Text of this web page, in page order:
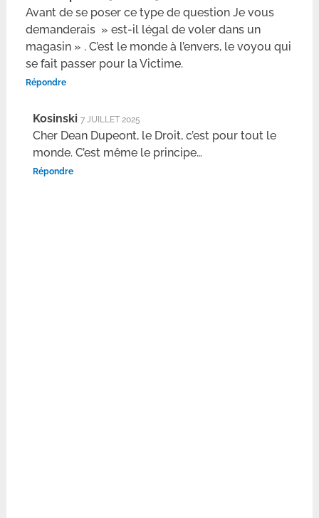
Avant de se poser ce type de question Je vous
demanderais » est-il légal de voler dans un
magasin » . C’est le monde à l’envers, le voyou qui
se fait passer pour la Victime.
Répondre
Kosinski 7 JUILLET 2025
Cher Dean Dupeont, le Droit, c’est pour tout le
monde. C’est même le principe…
Répondre